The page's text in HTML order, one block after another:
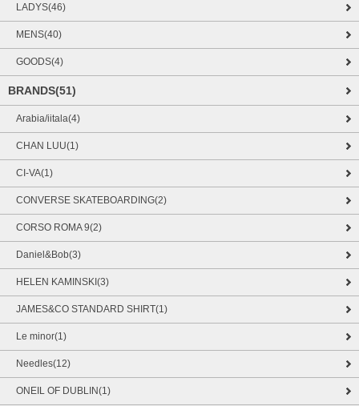
LADYS(46)
MENS(40)
GOODS(4)
BRANDS(51)
Arabia/iitala(4)
CHAN LUU(1)
CI-VA(1)
CONVERSE SKATEBOARDING(2)
CORSO ROMA 9(2)
Daniel&Bob(3)
HELEN KAMINSKI(3)
JAMES&CO STANDARD SHIRT(1)
Le minor(1)
Needles(12)
ONEIL OF DUBLIN(1)